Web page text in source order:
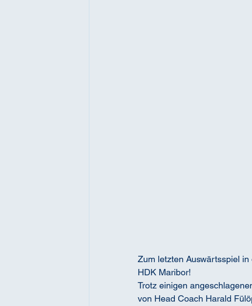
Zum letzten Auswärtsspiel
HDK Maribor!
Trotz einigen
von Head Coach Harald